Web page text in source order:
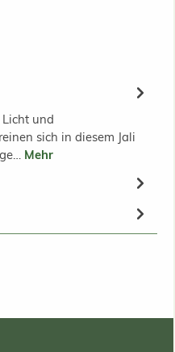
und
sich in diesem Jali
Mehr